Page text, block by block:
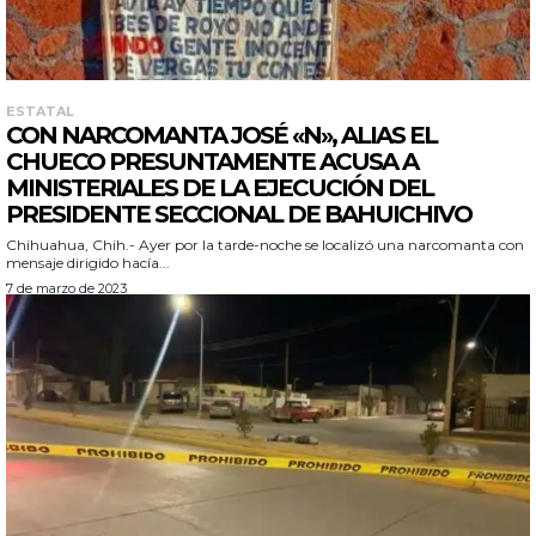
ESTATAL
CON NARCOMANTA JOSÉ «N», ALIAS EL
CHUECO PRESUNTAMENTE ACUSA A
MINISTERIALES DE LA EJECUCIÓN DEL
PRESIDENTE SECCIONAL DE BAHUICHIVO
Chihuahua, Chih.- Ayer por la tarde-noche se localizó una narcomanta con
mensaje dirigido hacía...
7 de marzo de 2023